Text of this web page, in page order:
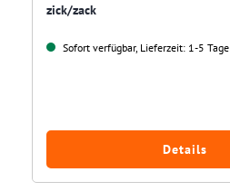
zick/zack
Sofort verfügbar, Lieferzeit: 1-5 Tage
Details